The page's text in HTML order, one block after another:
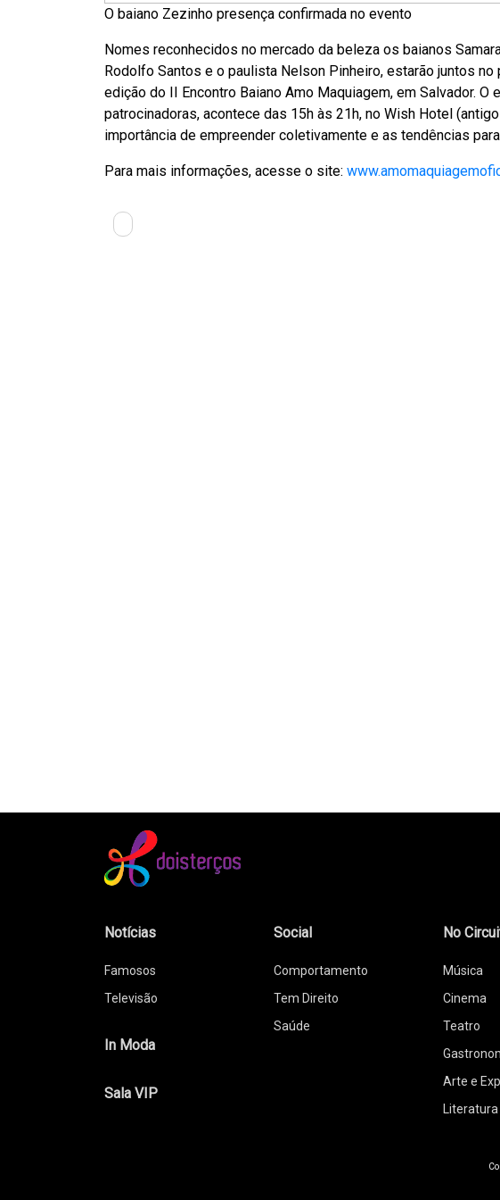
O baiano Zezinho presença confirmada no evento
Nomes reconhecidos no mercado da beleza os baianos
Rodolfo Santos e o paulista Nelson Pinheiro, estarão juntos
edição do II Encontro Baiano Amo Maquiagem, em Salvador.
patrocinadoras, acontece das 15h às 21h, no Wish Hotel
importância de empreender coletivamente e as tendências
Para mais informações, acesse o site:
Notícias
Famosos
Televisão
In Moda
Sala VIP
Social
Comportamento
Tem Direito
Saúde
No
Música
Cinema
Teatro
Arte e
Literatura